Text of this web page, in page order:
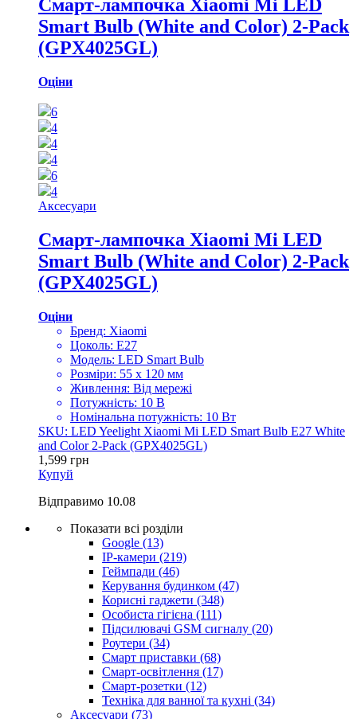
Смарт-лампочка Xiaomi Mi LED
Smart Bulb (White and Color) 2-Pack
(GPX4025GL)
Оціни
6
4
4
4
6
4
Аксесуари
Смарт-лампочка Xiaomi Mi LED
Smart Bulb (White and Color) 2-Pack
(GPX4025GL)
Оціни
Бренд: Xiaomi
Цоколь: E27
Модель: LED Smart Bulb
Розміри: 55 х 120 мм
Живлення: Від мережі
Потужність: 10 В
Номінальна потужність: 10 Вт
SKU: LED Yeelight Xiaomi Mi LED Smart Bulb E27 White
and Color 2-Pack (GPX4025GL)
1,599 грн
Купуй
Відправимо 10.08
Показати всі розділи
Google (13)
IP-камери (219)
Геймпади (46)
Керування будинком (47)
Корисні гаджети (348)
Особиста гігієна (111)
Підсилювачі GSM сигналу (20)
Роутери (34)
Смарт приставки (68)
Смарт-освітлення (17)
Смарт-розетки (12)
Техніка для ванної та кухні (34)
Аксесуари (73)